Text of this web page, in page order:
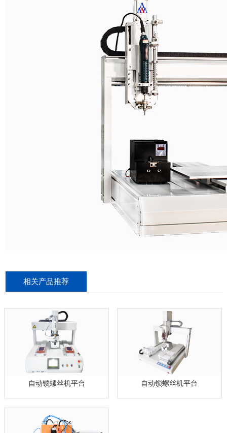
相关产品推荐
自动锁螺丝机平台 自动锁螺丝机平台